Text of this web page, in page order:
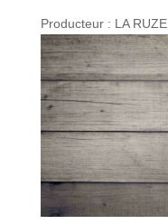
Producteur : LA RUZE